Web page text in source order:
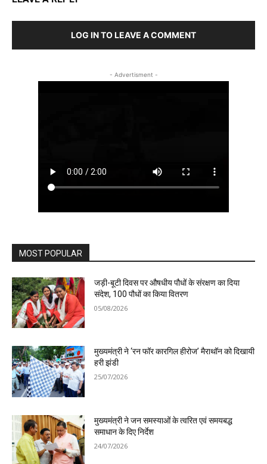
LOG IN TO LEAVE A COMMENT
- Advertisment -
MOST POPULAR
जड़ी-बूटी दिवस पर औषधीय पौधों के संरक्षण का दिया
संदेश, 100 पौधों का किया वितरण
05/08/2026
मुख्यमंत्री ने ‘रन फॉर कारगिल हीरोज’ मैराथॉन को दिखायी
हरी झंडी
25/07/2026
मुख्यमंत्री ने जन समस्याओं के त्वरित एवं समयबद्ध
समाधान के दिए निर्देश
24/07/2026